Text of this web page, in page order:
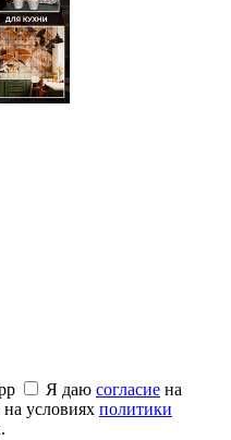
Я даю согласие на
условиях политики